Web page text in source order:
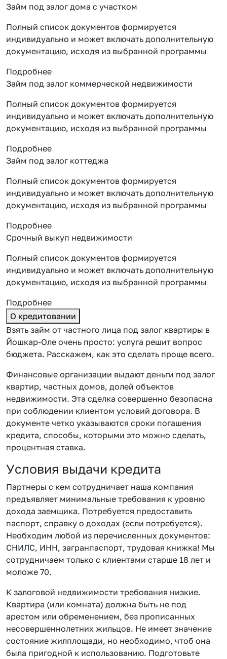
Займ под залог дома с участком
Полный список документов формируется
индивидуально и может включать дополнительную
документацию, исходя из выбранной программы
Подробнее
Займ под залог коммерческой недвижимости
Полный список документов формируется
индивидуально и может включать дополнительную
документацию, исходя из выбранной программы
Подробнее
Займ под залог коттеджа
Полный список документов формируется
индивидуально и может включать дополнительную
документацию, исходя из выбранной программы
Подробнее
Срочный выкуп недвижимости
Полный список документов формируется
индивидуально и может включать дополнительную
документацию, исходя из выбранной программы
Подробнее
О кредитовании
Взять займ от частного лица под залог квартиры в
Йошкар-Оле очень просто: услуга решит вопрос
бюджета. Расскажем, как это сделать проще всего.
Финансовые организации выдают деньги под залог
квартир, частных домов, долей объектов
недвижимости. Эта сделка совершенно безопасна
при соблюдении клиентом условий договора. В
документе четко указываются сроки погашения
кредита, способы, которыми это можно сделать,
процентная ставка.
Условия выдачи кредита
Партнеры с кем сотрудничает наша компания
предъявляет минимальные требования к уровню
дохода заемщика. Потребуется предоставить
паспорт, справку о доходах (если потребуется).
Необходим любой из перечисленных документов:
СНИЛС, ИНН, загранпаспорт, трудовая книжка! Мы
сотрудничаем только с клиентами старше 18 лет и
моложе 70.
К залоговой недвижимости требования низкие.
Квартира (или комната) должна быть не под
арестом или обременением, без прописанных
несовершеннолетних жильцов. Не имеет значение
состояние жилплощади, но необходимо, чтоб она
была пригодной к использованию. Подготовьте